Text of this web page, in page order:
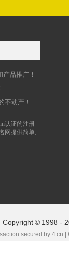
品推广！
不动产！
认证的注册
网提供简单、
Copyright © 1998 -
secured by 4.cn